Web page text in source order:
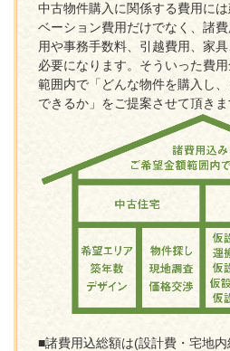
中古物件購入に関係する費用に
ベーション費用だけでなく、諸
用や事務手数料、引越費用、家
必要になります。そういった費
範囲内で「どんな物件を購入し
できるか」をご提案させて頂きま
■諸費用込総額は(設計費・宅地